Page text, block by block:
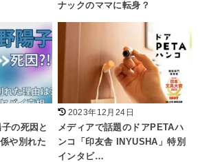
ナックのママに転身？
子の死因と
や別れた
2023年12月24日
メディアで話題のドアPETAハ
ンコ「印友舎 INYUSHA」特別
インタビ…